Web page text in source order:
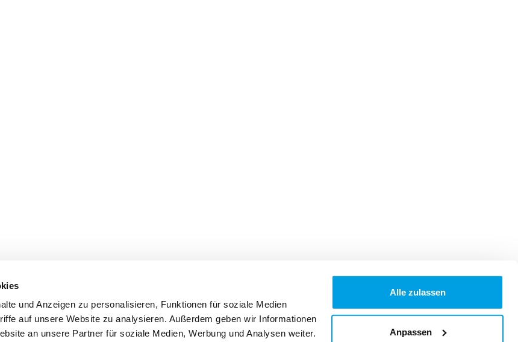
und Anzeigen zu personalisieren, Funktionen für soziale Medien
auf unsere Website zu analysieren. Außerdem geben wir Informationen
an unsere Partner für soziale Medien, Werbung und Analysen weiter.
Alle zulassen
Anpassen